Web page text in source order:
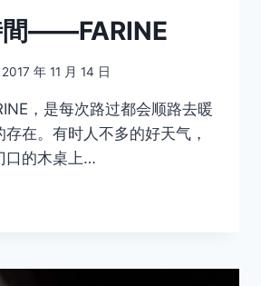
間——FARINE
2017 年 11 月 14 日
，是每次路过都会顺路去暖
在。有时人不多的好天气，
口的木桌上…